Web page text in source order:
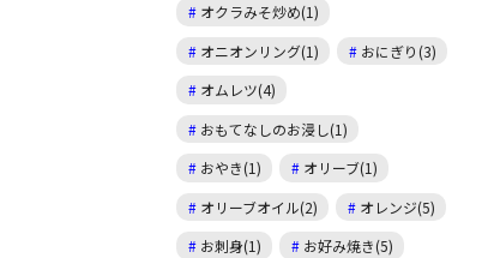
オクラみそ炒め(1)
オニオンリング(1)
おにぎり(3)
オムレツ(4)
おもてなしのお浸し(1)
おやき(1)
オリーブ(1)
オリーブオイル(2)
オレンジ(5)
お刺身(1)
お好み焼き(5)